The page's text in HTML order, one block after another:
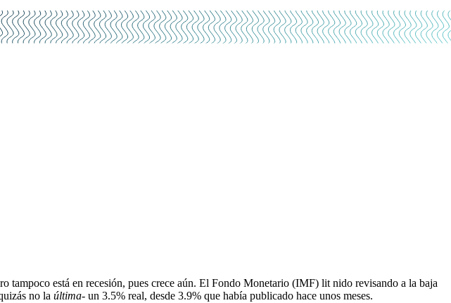
tampoco está en recesión, pues crece aún. El Fondo Monetario (IMF) lit nido revisando a la baja
no la última- un 3.5% real, desde 3.9% que había publicado hace unos meses.